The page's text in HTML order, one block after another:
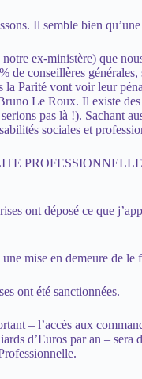
Il semble bien qu’une
ex-ministère) que
de conseillères
la Parité vont voir leur
Le Roux. Il existe
pas là !). Sachant
sociales et
déposé ce que
en demeure de le
été sanctionnées.
– l’accès aux
d’Euros par an – sera